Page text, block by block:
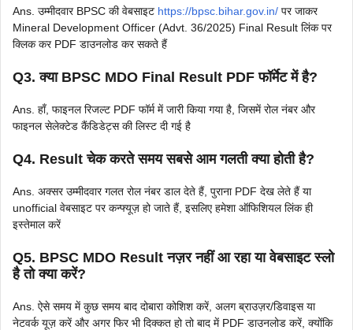
Ans. उम्मीदवार BPSC की वेबसाइट https://bpsc.bihar.gov.in/ पर जाकर
Mineral Development Officer (Advt. 36/2025) Final Result लिंक पर
क्लिक कर PDF डाउनलोड कर सकते हैं
Q3. क्या BPSC MDO Final Result PDF फॉर्मेट में है?
Ans. हाँ, फाइनल रिजल्ट PDF फॉर्म में जारी किया गया है, जिसमें रोल नंबर और
फाइनल सेलेक्टेड कैंडिडेट्स की लिस्ट दी गई है
Q4. Result चेक करते समय सबसे आम गलती क्या होती है?
Ans. अक्सर उम्मीदवार गलत रोल नंबर डाल देते हैं, पुराना PDF देख लेते हैं या
unofficial वेबसाइट पर कन्फ्यूज़ हो जाते हैं, इसलिए हमेशा ऑफिशियल लिंक ही
इस्तेमाल करें
Q5. BPSC MDO Result नज़र नहीं आ रहा या वेबसाइट स्लो
है तो क्या करें?
Ans. ऐसे समय में कुछ समय बाद दोबारा कोशिश करें, अलग ब्राउज़र/डिवाइस या
नेटवर्क यूज़ करें और अगर फिर भी दिक्कत हो तो बाद में PDF डाउनलोड करें, क्योंकि